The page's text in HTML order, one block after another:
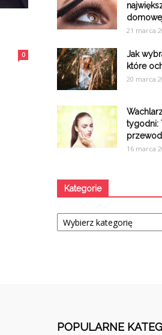
0
21 marca
Jak
które
20 marca
tygodni:
16 marca
Kategorie
Kategorie
POPULARNE